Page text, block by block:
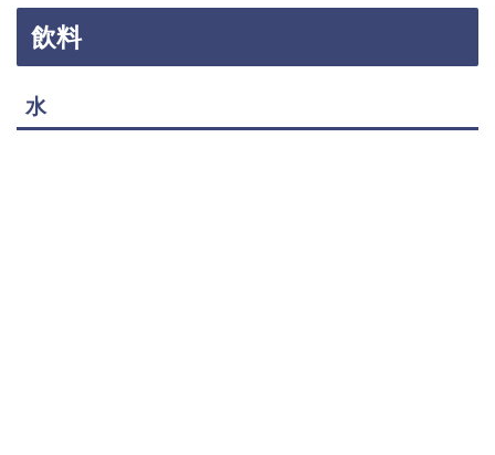
飲料
水